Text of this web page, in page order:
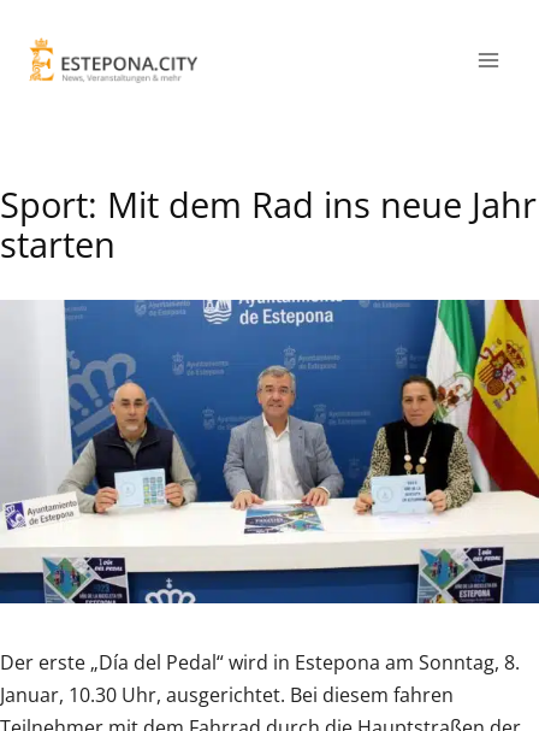
Sport: Mit dem Rad ins neue Jahr
starten
Der erste „Día del Pedal“ wird in Estepona am Sonntag, 8.
Januar, 10.30 Uhr, ausgerichtet. Bei diesem fahren